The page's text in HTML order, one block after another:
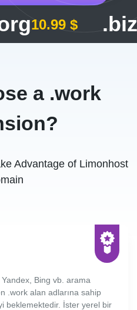
10.99 $ .biz
a .work
Advantage of Limonhost
Yandex, Bing vb. arama
.work alan adlarına sahip
beklemektedir. İster yerel bir